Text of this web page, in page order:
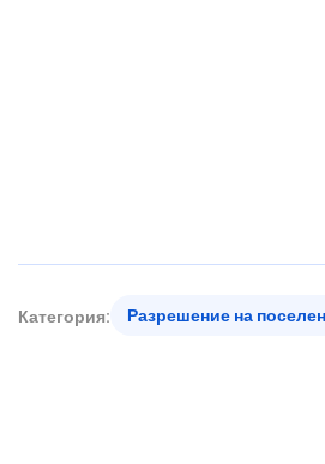
Категория: Разрешение на